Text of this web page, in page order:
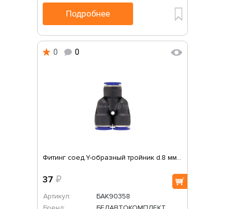
Подробнее
0 0
Фитинг соед.Y-образный тройник d.8 мм...
37 ₽
Артикул:
БАК90358